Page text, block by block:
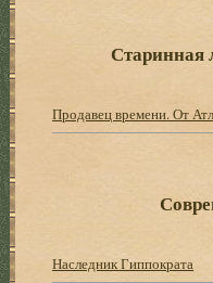
Старинная
Продавец времени. От
Наследник Гиппократа